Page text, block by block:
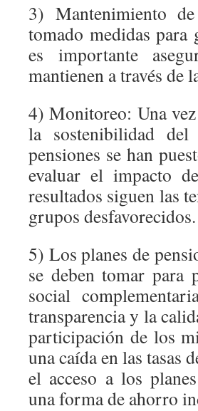
3) Mantenimiento
tomado medidas para
es importante
mantienen a través de
4) Monitoreo: Una
la sostenibilidad
pensiones se han
evaluar el impacto
resultados siguen las
grupos desfavorecidos.
5) Los planes de
se deben tomar para
social
transparencia y la
participación de los
una caída en las tasas
el acceso a los
una forma de ahorro